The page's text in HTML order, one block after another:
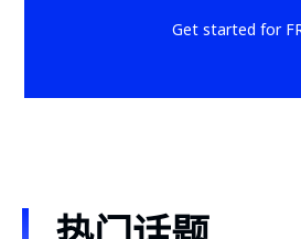
Get started for